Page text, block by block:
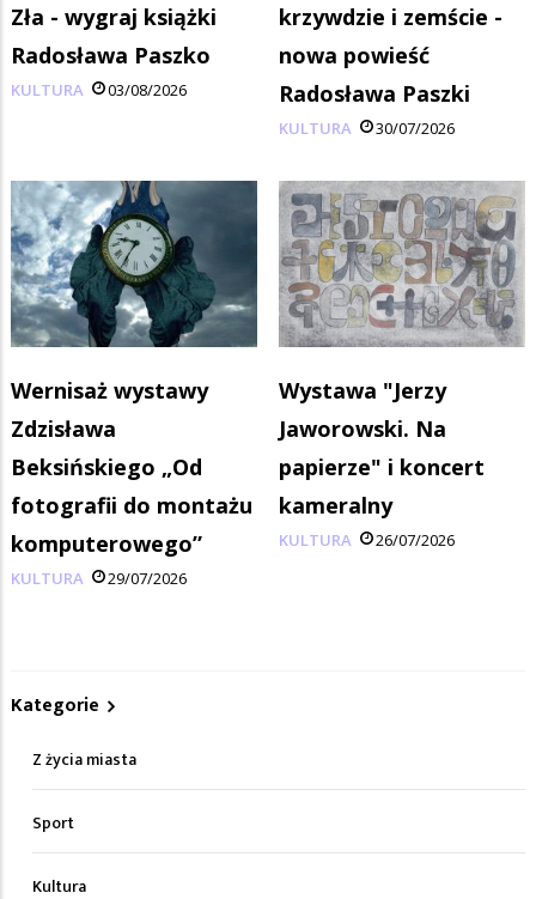
Zła - wygraj książki
Radosława Paszko
KULTURA 03/08/2026
krzywdzie i zemście -
nowa powieść
Radosława Paszki
KULTURA 30/07/2026
Wernisaż wystawy
Zdzisława
Beksińskiego „Od
fotografii do montażu
komputerowego”
KULTURA 29/07/2026
Wystawa "Jerzy
Jaworowski. Na
papierze" i koncert
kameralny
KULTURA 26/07/2026
Kategorie
Z życia miasta
Sport
Kultura